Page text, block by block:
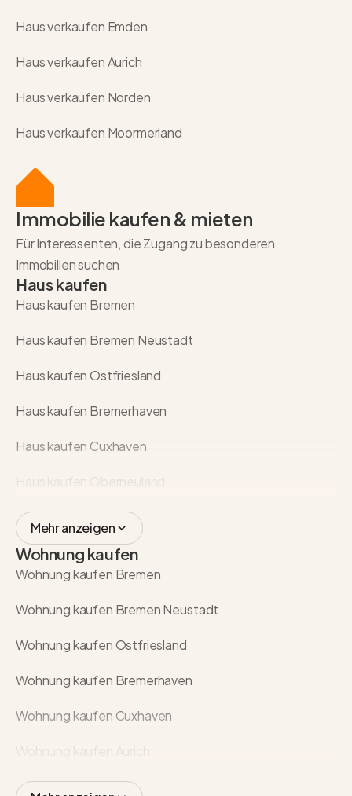
Haus verkaufen Emden
Haus verkaufen Aurich
Haus verkaufen Norden
Haus verkaufen Moormerland
Immobilie kaufen & mieten
Für Interessenten, die Zugang zu besonderen
Immobilien suchen
Haus kaufen
Haus kaufen Bremen
Haus kaufen Bremen Neustadt
Haus kaufen Ostfriesland
Haus kaufen Bremerhaven
Haus kaufen Cuxhaven
Mehr anzeigen
Wohnung kaufen
Wohnung kaufen Bremen
Wohnung kaufen Bremen Neustadt
Wohnung kaufen Ostfriesland
Wohnung kaufen Bremerhaven
Wohnung kaufen Cuxhaven